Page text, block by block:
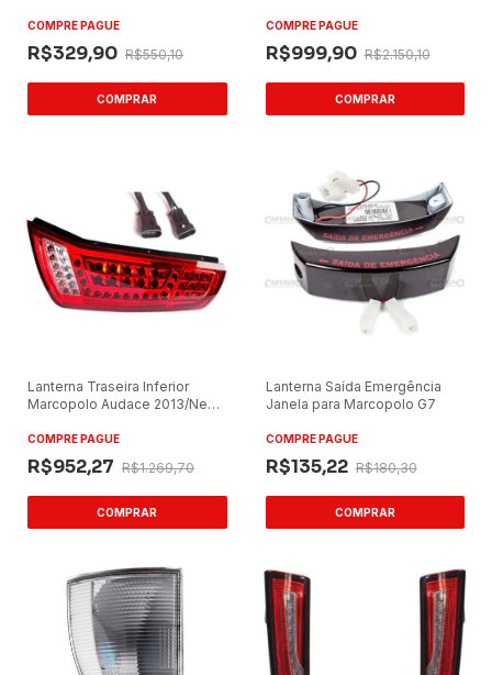
COMPRE PAGUE
R$329,90 R$550,10
COMPRE PAGUE
R$999,90 R$2.150,10
Lanterna Traseira Inferior
Marcopolo Audace 2013/New
COMPRE PAGUE
R$952,27 R$1.269,70
Lanterna Saída Emergência
Janela para Marcopolo G7
COMPRE PAGUE
R$135,22 R$180,30